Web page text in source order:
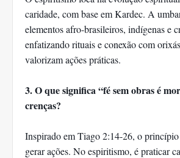
caridade, com base em Kardec. A
elementos afro-brasileiros, indígenas e
enfatizando rituais e conexão com
valorizam ações práticas.
3. O que significa “fé sem obras é
crenças?
Inspirado em Tiago 2:14-26, o
gerar ações. No espiritismo, é praticar